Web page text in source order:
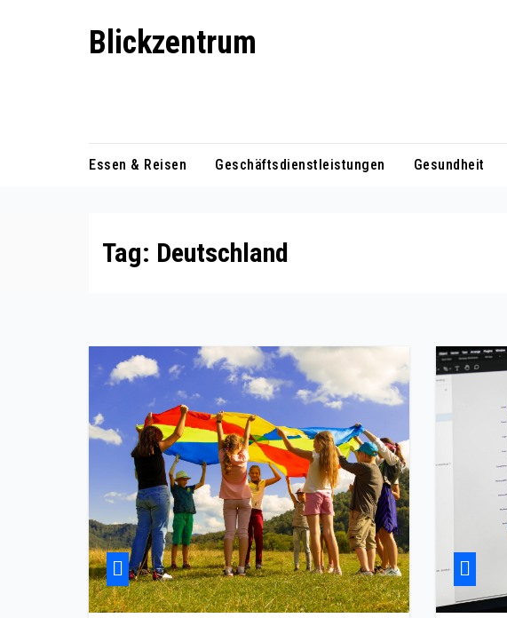
Blickzentrum
Essen & Reisen Geschäftsdienstleistungen Gesundheit
Tag: Deutschland